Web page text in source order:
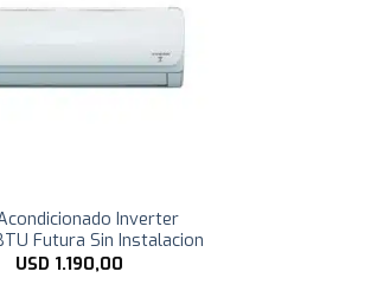
Inverter
Futura Sin Instalacion
USD 1.190,00